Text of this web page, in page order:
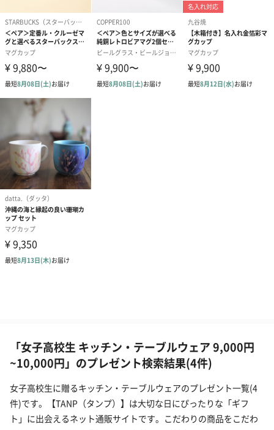
「女子高校生 キッチン・テーブルウェア 9,000円
~10,000円」のプレゼント検索結果(4件)
女子高校生に贈るキッチン・テーブルウェアのプレゼント一覧(4
件)です。【TANP（タンプ）】は大切な日にぴったりな「ギフ
ト」に出会えるネット通販サイトです。こだわりの商品をこだわ